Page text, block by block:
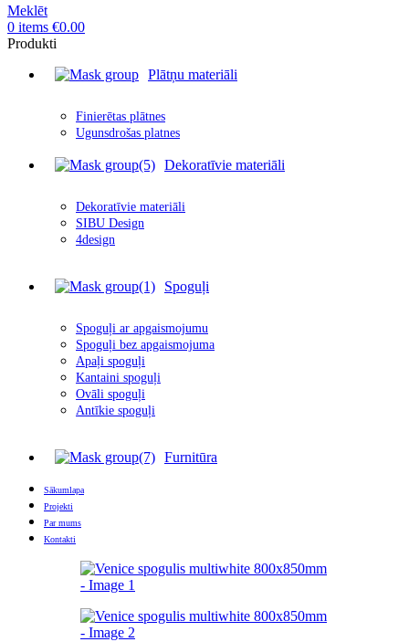
Meklēt
0 items €0.00
Produkti
Plātņu materiāli
Finierētas plātnes
Ugunsdrošas platnes
Dekoratīvie materiāli
Dekoratīvie materiāli
SIBU Design
4design
Spoguļi
Spoguļi ar apgaismojumu
Spoguļi bez apgaismojuma
Apaļi spoguļi
Kantaini spoguļi
Ovāli spoguļi
Antīkie spoguļi
Furnitūra
Sākumlapa
Projekti
Par mums
Kontakti